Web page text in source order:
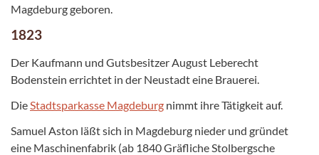
Magdeburg geboren.
1823
Der Kaufmann und Gutsbesitzer August Leberecht
Bodenstein errichtet in der Neustadt eine Brauerei.
Die Stadtsparkasse Magdeburg nimmt ihre Tätigkeit auf.
Samuel Aston läßt sich in Magdeburg nieder und gründet
eine Maschinenfabrik (ab 1840 Gräfliche Stolbergsche